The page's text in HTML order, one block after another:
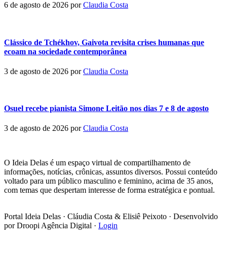
6 de agosto de 2026 porClaudia Costa
Clássico de Tchékhov, Gaivota revisita crises humanas que
ecoam na sociedade contemporânea
3 de agosto de 2026 porClaudia Costa
Osuel recebe pianista Simone Leitão nos dias 7 e 8 de agosto
3 de agosto de 2026 porClaudia Costa
O Ideia Delas é um espaço virtual de compartilhamento de
informações, notícias, crônicas, assuntos diversos. Possui conteúdo
voltado para um público masculino e feminino, acima de 35 anos,
com temas que despertam interesse de forma estratégica e pontual.
Portal Ideia Delas · Cláudia Costa & Elisiê Peixoto · Desenvolvido
por Droopi Agência Digital · Login